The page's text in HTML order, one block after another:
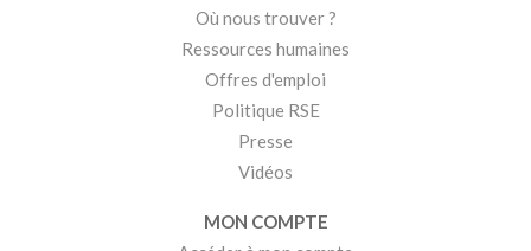
Où nous trouver ?
Ressources humaines
Offres d'emploi
Politique RSE
Presse
Vidéos
MON COMPTE